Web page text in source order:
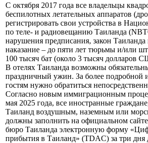
С октября 2017 года все владельцы
беспилотных летательных аппаратов
регистрировать свои устройства в
по теле- и радиовещанию Таиланда
нарушения предписания, закон Таиланда
наказание – до пяти лет тюрьмы и/или
100 тысяч бат (около 3 тысяч долларов
В отелях Таиланда возможны
праздничный ужин. За более подробной
гостям нужно обратиться
Согласно новым иммиграционным
мая 2025 года, все иностранные
Таиланд воздушным, наземным или
должны заполнить на официальном
бюро Таиланда электронную форму
прибытия в Таиланд» (TDAC) за три дня